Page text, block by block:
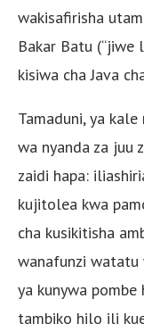
wakisafirisha
Bakar Batu
kisiwa cha Java
Tamaduni, ya
wa nyanda za juu
zaidi hapa:
kujitolea kwa
cha kusikitisha
wanafunzi watatu
ya kunywa
tambiko hilo ili